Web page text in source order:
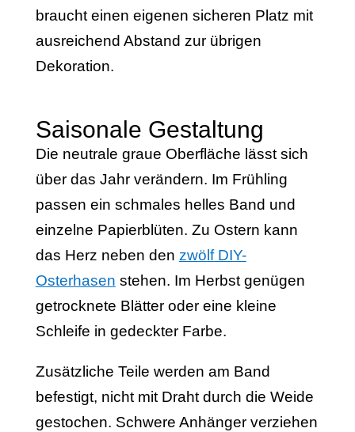
braucht einen eigenen sicheren Platz mit
ausreichend Abstand zur übrigen
Dekoration.
Saisonale Gestaltung
Die neutrale graue Oberfläche lässt sich
über das Jahr verändern. Im Frühling
passen ein schmales helles Band und
einzelne Papierblüten. Zu Ostern kann
das Herz neben den zwölf DIY-
Osterhasen stehen. Im Herbst genügen
getrocknete Blätter oder eine kleine
Schleife in gedeckter Farbe.
Zusätzliche Teile werden am Band
befestigt, nicht mit Draht durch die Weide
gestochen. Schwere Anhänger verziehen